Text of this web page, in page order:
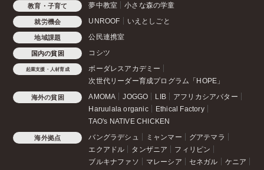
教育・子育て 夢中教室 小さな森の学童
就労機会 UNROOF いえとしごと
地域課題 公民連携室
国内の貧困 コシツ
起業支援・人材育成
ボーダレスアカデミー
次世代リーダー育成プログラム「HOPE」
海外の貧困 AMOMA JOGGO LIB
アフリカシアバター
Haruulala organic
Ethical Factory
TAO's NATIVE CHICKEN
海外拠点 バングラデシュ ミャンマー
グアテマラ
エクアドル
タンザニア
フィリピン
ブルキナファソ
マレーシア セネガル
ケニア